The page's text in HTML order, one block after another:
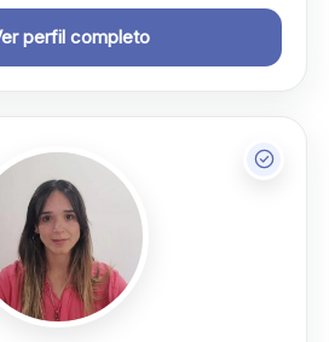
perfil completo